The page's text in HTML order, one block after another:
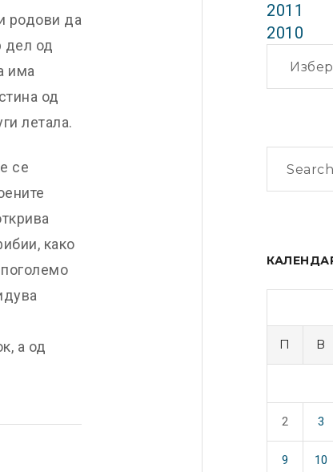
родови да
дел од
има
од
летала.
се
како
а од
2011
2010
П В
2 3
9 10